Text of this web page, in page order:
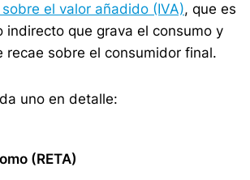
el valor añadido (IVA), que es
indirecto que grava el consumo y
recae sobre el consumidor final.
uno en detalle:
(RETA)